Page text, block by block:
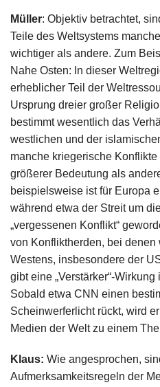
Müller: Objektiv betrachtet,
Teile des Weltsystems
wichtiger als andere. Zum
Nahe Osten: In dieser
erheblicher Teil der
Ursprung dreier großer
bestimmt wesentlich das
westlichen und der
manche kriegerische Konflikte
größerer Bedeutung als
beispielsweise ist für Europa
während etwa der Streit um
„vergessenen Konflikt“
von Konfliktherden, bei
Westens, insbesondere der
gibt eine „Verstärker“-
Sobald etwa CNN einen
Scheinwerferlicht rückt, wird
Medien der Welt zu einem
Klaus: Wie angesprochen,
Aufmerksamkeitsregeln der